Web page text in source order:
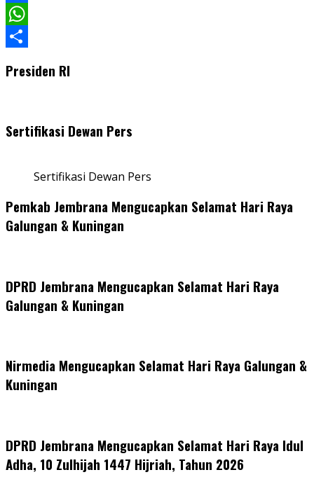
Facebook
WhatsApp
Presiden RI
Sertifikasi Dewan Pers
Sertifikasi Dewan Pers
Pemkab Jembrana Mengucapkan Selamat Hari Raya
Galungan & Kuningan
DPRD Jembrana Mengucapkan Selamat Hari Raya
Galungan & Kuningan
Nirmedia Mengucapkan Selamat Hari Raya Galungan &
Kuningan
DPRD Jembrana Mengucapkan Selamat Hari Raya Idul
Adha, 10 Zulhijah 1447 Hijriah, Tahun 2026